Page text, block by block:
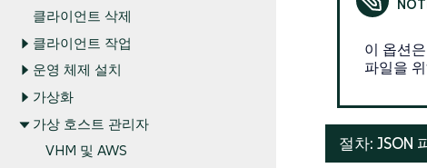
클라이언트 삭제
클라이언트 작업
운영 체제 설치
가상화
가상 호스트 관리자
VHM 및 AWS
이 옵션은
파일을
절차: JSON